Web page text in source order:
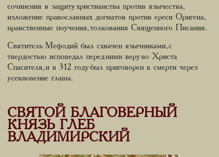
сочинения в защиту христианства против язычества,
изложение православных догматов против ереси Оригена,
нравственные поучения, толкования Священного Писания.
Святитель Мефодий был схвачен язычниками, с
твердостью исповедал перед ними веру во Христа
Спасителя, и в 312 году был приговорен к смерти через
усекновение главы.
СВЯТОЙ БЛАГОВЕРНЫЙ
КНЯЗЬ ГЛЕБ
ВЛАДИМИРСКИЙ